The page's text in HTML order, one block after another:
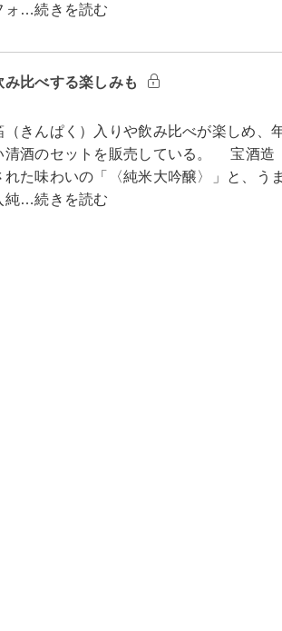
ォ…続きを読む
比べする楽しみも
きんぱく）入りや飲み比べが楽しめ、
清酒のセットを販売している。 宝酒造
た味わいの「〈純米大吟醸〉」と、うま
純…続きを読む